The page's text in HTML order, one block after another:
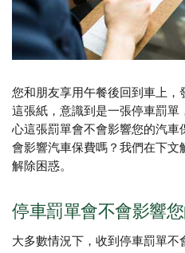
您和朋友享用午餐後回到車上，
這張紙，意識到是一張停車罰單
心這張罰單會不會影響您的汽車
會影響汽車保費嗎？我們在下文
解除困惑。
停車罰單會不會影響
大多數情況下，收到停車罰單不